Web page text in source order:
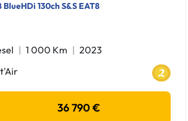
BlueHDi 130ch S&S EAT8
1 000 Km
2023
36 790 €